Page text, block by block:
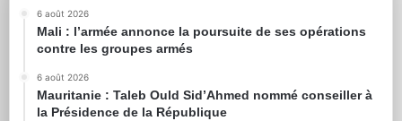
6 août 2026
Mali : l’armée annonce la poursuite de ses opérations
contre les groupes armés
6 août 2026
Mauritanie : Taleb Ould Sid’Ahmed nommé conseiller à
la Présidence de la République